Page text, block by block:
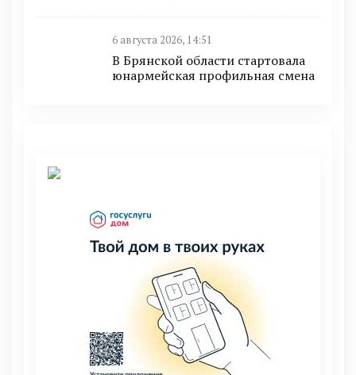
6 августа 2026, 14:51
В Брянской области стартовала
юнармейская профильная смена